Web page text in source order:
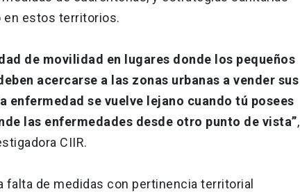
en estos territorios.
de movilidad en lugares donde los pequeños
acercarse a las zonas urbanas a vender sus
enfermedad se vuelve lejano cuando tú posees
las enfermedades desde otro punto de vista”,
CIIR.
falta de medidas con pertinencia territorial